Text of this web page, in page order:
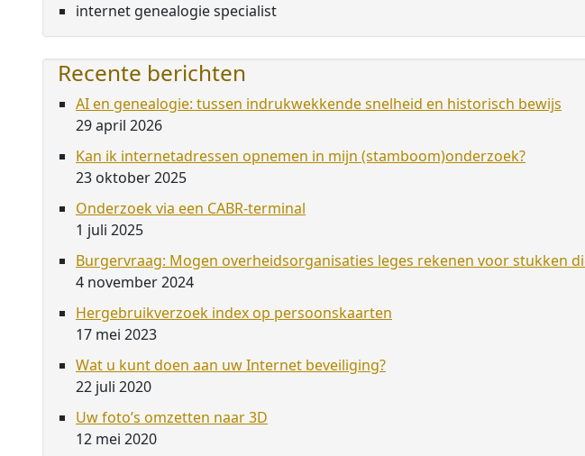
internet genealogie specialist
Recente berichten
AI en genealogie: tussen indrukwekkende snelheid en historisch bewijs
29 april 2026
Kan ik internetadressen opnemen in mijn (stamboom)onderzoek?
23 oktober 2025
Onderzoek via een CABR-terminal
1 juli 2025
Burgervraag: Mogen overheidsorganisaties leges rekenen voor stukken
4 november 2024
Hergebruikverzoek index op persoonskaarten
17 mei 2023
Wat u kunt doen aan uw Internet beveiliging?
22 juli 2020
Uw foto’s omzetten naar 3D
12 mei 2020